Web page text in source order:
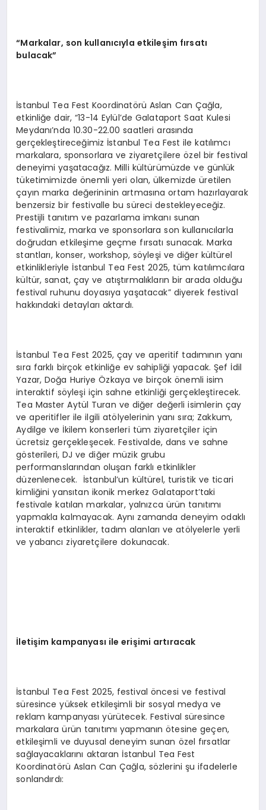
“Markalar, son kullanıcıyla etkileşim fırsatı
bulacak”
İstanbul Tea Fest Koordinatörü Aslan Can Çağla,
etkinliğe dair, “13-14 Eylül’de Galataport Saat Kulesi
Meydanı’nda 10.30-22.00 saatleri arasında
gerçekleştireceğimiz İstanbul Tea Fest ile katılımcı
markalara, sponsorlara ve ziyaretçilere özel bir festival
deneyimi yaşatacağız. Milli kültürümüzde ve günlük
tüketimimizde önemli yeri olan, ülkemizde üretilen
çayın marka değerininin artmasına ortam hazırlayarak
benzersiz bir festivalle bu süreci destekleyeceğiz.
Prestijli tanıtım ve pazarlama imkanı sunan
festivalimiz, marka ve sponsorlara son kullanıcılarla
doğrudan etkileşime geçme fırsatı sunacak. Marka
stantları, konser, workshop, söyleşi ve diğer kültürel
etkinlikleriyle İstanbul Tea Fest 2025, tüm katılımcılara
kültür, sanat, çay ve atıştırmalıkların bir arada olduğu
festival ruhunu doyasıya yaşatacak” diyerek festival
hakkındaki detayları aktardı.
İstanbul Tea Fest 2025, çay ve aperitif tadımının yanı
sıra farklı birçok etkinliğe ev sahipliği yapacak. Şef İdil
Yazar, Doğa Huriye Özkaya ve birçok önemli isim
interaktif söyleşi için sahne etkinliği gerçekleştirecek.
Tea Master Aytül Turan ve diğer değerli isimlerin çay
ve aperitifler ile ilgili atölyelerinin yanı sıra; Zakkum,
Aydilge ve İkilem konserleri tüm ziyaretçiler için
ücretsiz gerçekleşecek. Festivalde, dans ve sahne
gösterileri, DJ ve diğer müzik grubu
performanslarından oluşan farklı etkinlikler
düzenlenecek. İstanbul’un kültürel, turistik ve ticari
kimliğini yansıtan ikonik merkez Galataport’taki
festivale katılan markalar, yalnızca ürün tanıtımı
yapmakla kalmayacak. Aynı zamanda deneyim odaklı
interaktif etkinlikler, tadım alanları ve atölyelerle yerli
ve yabancı ziyaretçilere dokunacak.
İletişim kampanyası ile erişimi artıracak
İstanbul Tea Fest 2025, festival öncesi ve festival
süresince yüksek etkileşimli bir sosyal medya ve
reklam kampanyası yürütecek. Festival süresince
markalara ürün tanıtımı yapmanın ötesine geçen,
etkileşimli ve duyusal deneyim sunan özel fırsatlar
sağlayacaklarını aktaran İstanbul Tea Fest
Koordinatörü Aslan Can Çağla, sözlerini şu ifadelerle
sonlandırdı: